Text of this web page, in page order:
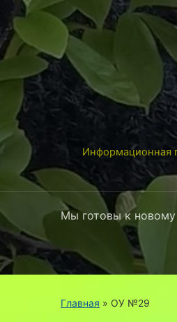
Информационная
Мы готовы к новому
Главная » ОУ №29